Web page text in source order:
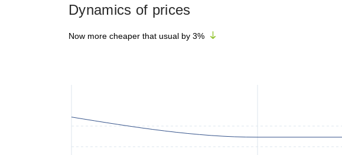
Dynamics of prices
Now more cheaper that usual by 3%